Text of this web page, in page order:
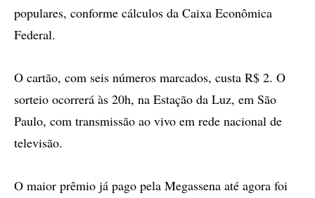
populares, conforme cálculos da Caixa Econômica
Federal.
O cartão, com seis números marcados, custa R$ 2. O
sorteio ocorrerá às 20h, na Estação da Luz, em São
Paulo, com transmissão ao vivo em rede nacional de
televisão.
O maior prêmio já pago pela Megassena até agora foi